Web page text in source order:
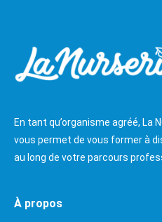
En tant qu’organisme agréé, La
vous permet de vous former à
au long de votre parcours
À propos